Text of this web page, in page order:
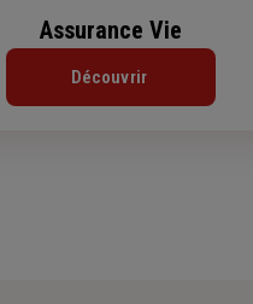
Assurance Vie
Découvrir